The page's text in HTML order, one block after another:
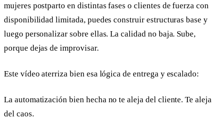
mujeres postparto en distintas fases o clientes de fuerza con
disponibilidad limitada, puedes construir estructuras base y
luego personalizar sobre ellas. La calidad no baja. Sube,
porque dejas de improvisar.
Este vídeo aterriza bien esa lógica de entrega y escalado:
La automatización bien hecha no te aleja del cliente. Te aleja
del caos.